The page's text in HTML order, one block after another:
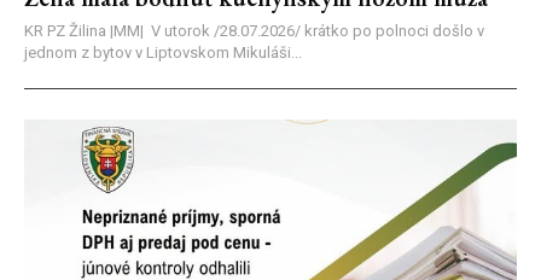
KR PZ Žilina |MM| V utorok /28.07.2026/ krátko po polnoci došlo v
jednom z bytov v Liptovskom Mikuláši...